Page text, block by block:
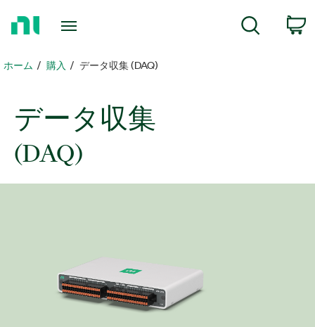
ペホーム 購入 データ収集 (DAQ)
データ 収集
(DAQ)